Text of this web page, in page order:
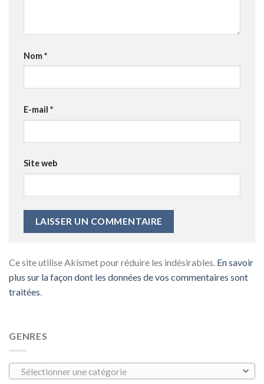
Nom*
E-mail *
Site web
Ce site utilise Akismet pour réduire les indésirables. En savoir
plus sur la façon dont les données de vos commentaires sont
traitées
GENRES
Sélectionner une catégorie